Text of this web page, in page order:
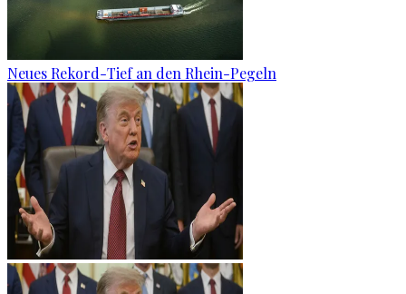
Neues Rekord-Tief an den Rhein-Pegeln